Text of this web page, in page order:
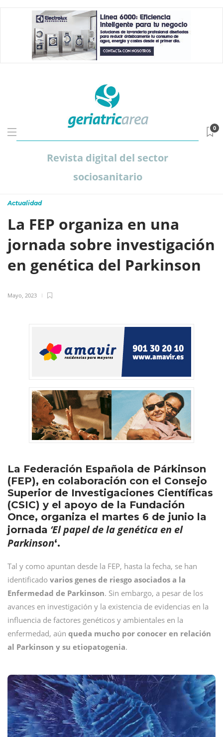
Revista digital del sector
sociosanitario
0
Actualidad
La FEP organiza en una
jornada sobre investigación
en genética del Parkinson
Mayo, 2023
La Federación Española de Párkinson
(FEP), en colaboración con el Consejo
Superior de Investigaciones Científicas
(CSIC) y el apoyo de la Fundación
Once, organiza el martes 6 de junio la
jornada ‘El papel de la genética en el
Parkinson‘.
Tal y como apuntan desde la FEP, hasta la fecha, se han
identificado varios genes de riesgo asociados a la
Enfermedad de Parkinson. Sin embargo, a pesar de los
avances en investigación y la existencia de evidencias en la
influencia de factores genéticos y ambientales en la
enfermedad, aún queda mucho por conocer en relación
al Parkinson y su etiopatogenia.